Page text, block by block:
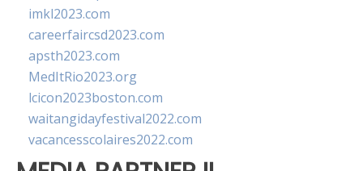
imkl2023.com
careerfaircsd2023.com
apsth2023.com
MedItRio2023.org
lcicon2023boston.com
waitangidayfestival2022.com
vacancesscolaires2022.com